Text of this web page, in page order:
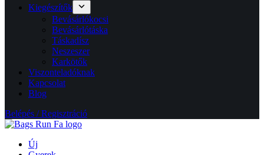
Kiegészítők
Bevásárlókocsi
Bevásárlótáska
Táskadísz
Neszeszer
Karkötők
Viszonteladóknak
Kapcsolat
Blog
Belépés / Regisztráció
Új